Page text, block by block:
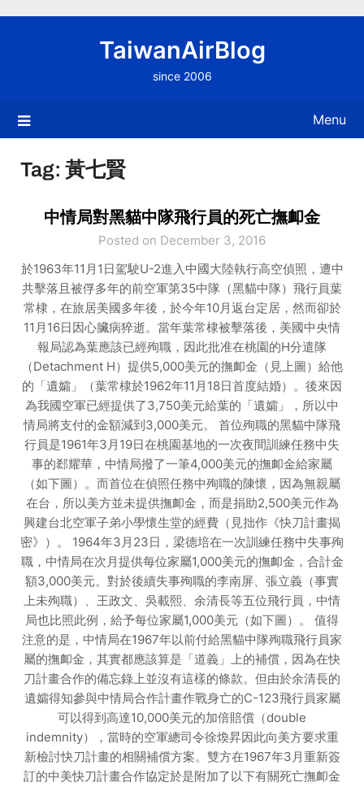
TaiwanAirBlog
since 2006
Menu
Tag: 黃七賢
中情局對黑貓中隊飛行員的死亡撫卹金
Posted on December 3, 2016
於1963年11月1日駕駛U-2進入中國大陸執行高空偵照，遭中
共擊落且被俘多年的前空軍第35中隊（黑貓中隊）飛行員葉
常棣，在旅居美國多年後，於今年10月返台定居，然而卻於
11月16日因心臟病猝逝。當年葉常棣被擊落後，美國中央情
報局認為葉應該已經殉職，因此批准在桃園的H分遣隊
（Detachment H）提供5,000美元的撫卹金（見上圖）給他
的「遺孀」（葉常棣於1962年11月18日首度結婚）。後來因
為我國空軍已經提供了3,750美元給葉的「遺孀」，所以中
情局將支付的金額減到3,000美元。 首位殉職的黑貓中隊飛
行員是1961年3月19日在桃園基地的一次夜間訓練任務中失
事的郄耀華，中情局撥了一筆4,000美元的撫卹金給家屬
（如下圖）。而首位在偵照任務中殉職的陳懷，因為無親屬
在台，所以美方並未提供撫卹金，而是捐助2,500美元作為
興建台北空軍子弟小學懷生堂的經費（見拙作《快刀計畫揭
密》）。 1964年3月23日，梁德培在一次訓練任務中失事殉
職，中情局在次月提供每位家屬1,000美元的撫卹金，合計金
額3,000美元。對於後續失事殉職的李南屏、張立義（事實
上未殉職）、王政文、吳載熙、余清長等五位飛行員，中情
局也比照此例，給予每位家屬1,000美元（如下圖）。 值得
注意的是，中情局在1967年以前付給黑貓中隊殉職飛行員家
屬的撫卹金，其實都應該算是「道義」上的補償，因為在快
刀計畫合作的備忘錄上並沒有這樣的條款。但由於余清長的
遺孀得知參與中情局合作計畫作戰身亡的C-123飛行員家屬
可以得到高達10,000美元的加倍賠償（double
indemnity），當時的空軍總司令徐煥昇因此向美方要求重
新檢討快刀計畫的相關補償方案。雙方在1967年3月重新簽
訂的中美快刀計畫合作協定於是附加了以下有關死亡撫卹金